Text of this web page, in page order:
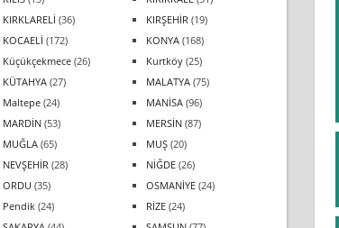
KIRKLARELİ (36) KIRŞEHİR (19)
KOCAELİ (172) KONYA (168)
Küçükçekmece (26) Kurtköy (25)
KÜTAHYA (27) MALATYA (75)
Maltepe (24) MANİSA (96)
MARDİN (53) MERSİN (87)
MUĞLA (65) MUŞ (20)
NEVŞEHİR (28) NİĞDE (26)
ORDU (35) OSMANİYE (24)
Pendik (24) RİZE (24)